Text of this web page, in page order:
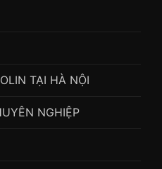
TẠI HÀ NỘI
NGHIỆP